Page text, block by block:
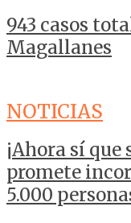
943 casos
Magallanes
NOTICIAS
¡Ahora sí
promete
5.000